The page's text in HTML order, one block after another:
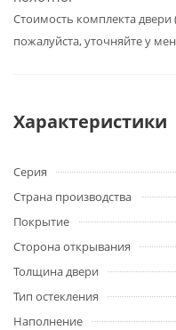
Cтоимость комплекта
пожалуйста, уточняйте у
Характеристики
Серия
Страна производства
Покрытие
Сторона открывания
Толщина двери
Тип остекления
Наполнение